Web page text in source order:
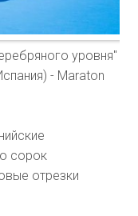
уровня"
- Maraton
сорок
отрезки